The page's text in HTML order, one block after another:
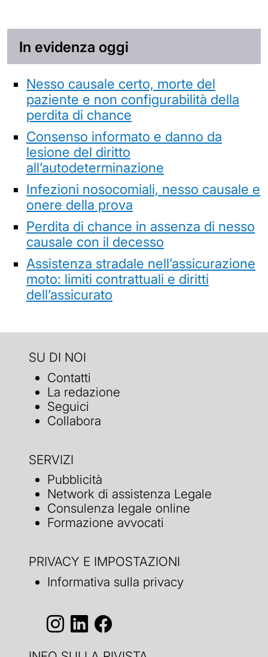
In evidenza oggi
Nesso causale certo, morte del
paziente e non configurabilità della
perdita di chance
Consenso informato e danno da
lesione del diritto
all’autodeterminazione
Infezioni nosocomiali, nesso causale e
onere della prova
Perdita di chance in assenza di nesso
causale con il decesso
Assistenza stradale nell’assicurazione
moto: limiti contrattuali e diritti
dell’assicurato
SU DI NOI
Contatti
La redazione
Seguici
Collabora
SERVIZI
Pubblicità
Network di assistenza Legale
Consulenza legale online
Formazione avvocati
PRIVACY E IMPOSTAZIONI
Informativa sulla privacy